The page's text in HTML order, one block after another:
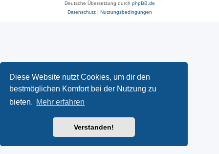
Diese Website nutzt Cookies, um dir den
bestmöglichen Komfort bei der Nutzung zu
bieten. Mehr erfahren
Verstanden!
Deutsche Übersetzung durch phpBB.de
Datenschutz| Nutzungsbedingungen